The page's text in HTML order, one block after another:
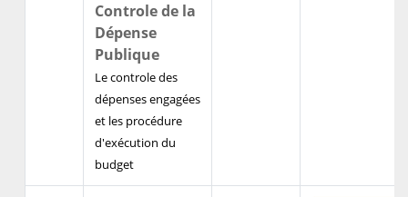
Controle de la
Dépense
Publique
Le controle des
dépenses engagées
et les procédure
d'exécution du
budget